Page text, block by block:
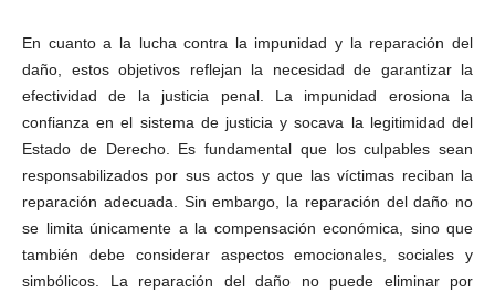
En cuanto a la lucha contra la impunidad y la reparación del
daño, estos objetivos reflejan la necesidad de garantizar la
efectividad de la justicia penal. La impunidad erosiona la
confianza en el sistema de justicia y socava la legitimidad del
Estado de Derecho. Es fundamental que los culpables sean
responsabilizados por sus actos y que las víctimas reciban la
reparación adecuada. Sin embargo, la reparación del daño no
se limita únicamente a la compensación económica, sino que
también debe considerar aspectos emocionales, sociales y
simbólicos. La reparación del daño no puede eliminar por